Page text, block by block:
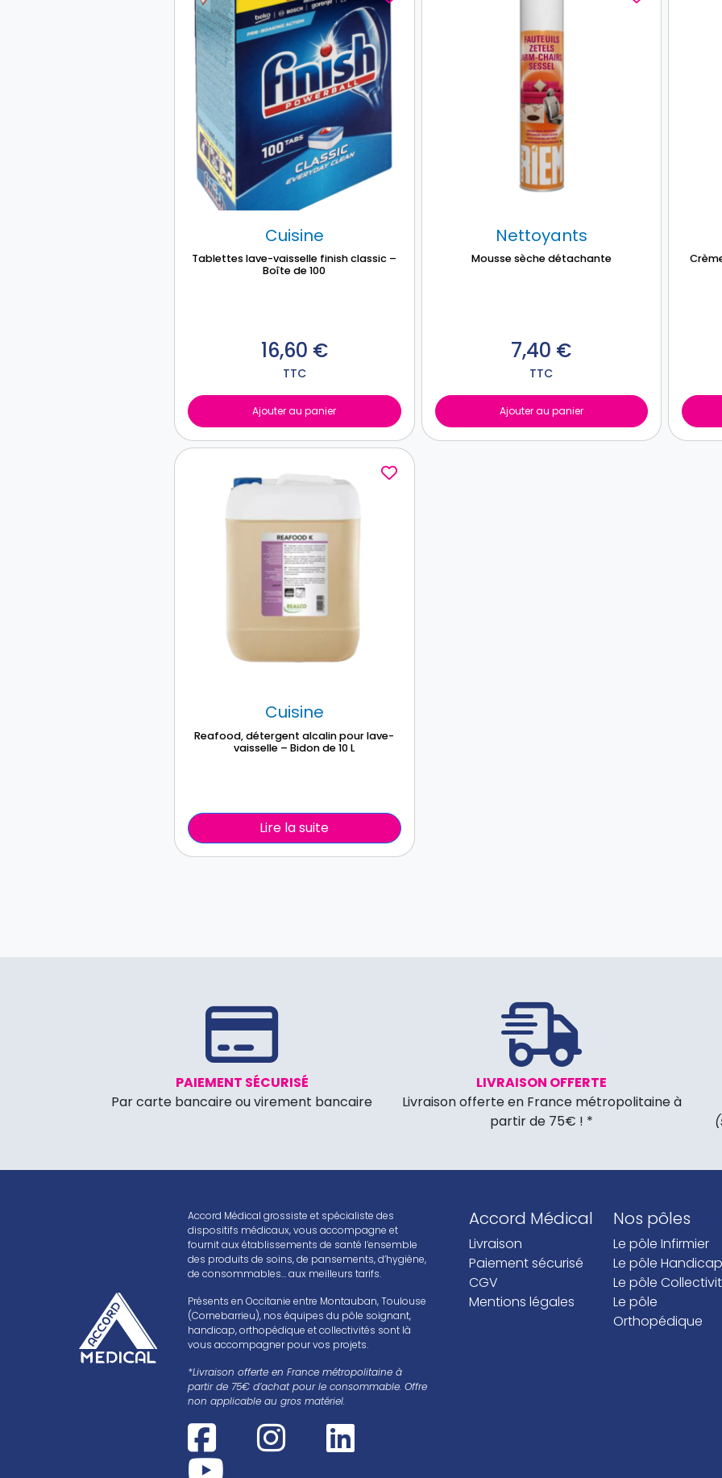
1
p
l
i
s
-
b
l
a
Cuisine
Tablettes lave-vaisselle finish classic –
Boîte de 100
16,60 €
TTC
Ajouter au panier
Nettoyants
Mousse sèche détachante
7,40 €
TTC
Ajouter au panier
Cuisine
Reafood, détergent alcalin pour lave-
vaisselle – Bidon de 10 L
Lire la suite
PAIEMENT SÉCURISÉ
Par carte bancaire ou virement bancaire
LIVRAISON OFFERTE
Livraison offerte en France métropolitaine à
partir de 75€ ! *
Accord Médical grossiste et spécialiste des
dispositifs médicaux, vous accompagne et
fournit aux établissements de santé l’ensemble
des produits de soins, de pansements, d’hygiène,
de consommables… aux meilleurs tarifs.
Présents en Occitanie entre Montauban, Toulouse
(Cornebarrieu), nos équipes du pôle soignant,
handicap, orthopédique et collectivités sont là
vous accompagner pour vos projets.
*Livraison offerte en France métropolitaine à
partir de 75€ d’achat pour le consommable. Offre
non applicable au gros matériel.
Accord Médical
Livraison
Paiement sécurisé
CGV
Mentions légales
Nos pôles
Le pôle Infirmier
Le pôle Handicap
Le pôle
Le pôle
Orthopédique